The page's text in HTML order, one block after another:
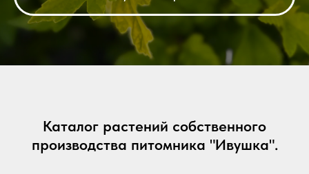
Каталог растений собственного
производства питомника "Ивушка".